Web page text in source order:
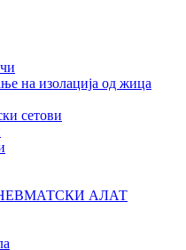
на изолација од жица
сетови
АЛАТ